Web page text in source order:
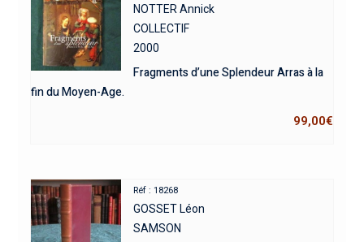
NOTTER Annick
COLLECTIF
2000
Fragments d’une Splendeur Arras à la
fin du Moyen-Age.
99,00€
Réf : 18268
GOSSET Léon
SAMSON